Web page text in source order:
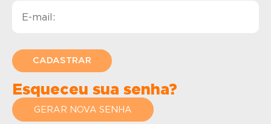
Esqueceu sua senha?
GERAR NOVA SENHA